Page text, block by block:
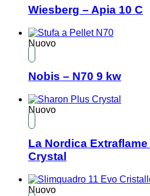
Wiesberg – Apia 10 C
Nuovo
Nobis – N70 9 kw
Nuovo
La Nordica
Crystal
Nuovo